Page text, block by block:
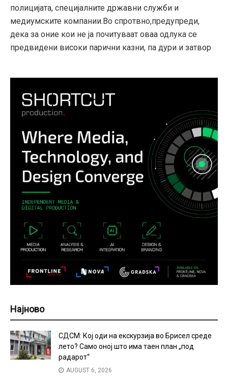
полицијата, специјалните државни служби и
медиумските компании.Во спротвно,предупреди,
дека за оние кои не ја почитуваат оваа одлука се
предвидени високи парични казни, па дури и затвор
Најново
СДСМ: Кој оди на екскурзија во Брисел среде
лето? Само оној што има таен план „под
радарот“
AUGUST 6, 2026